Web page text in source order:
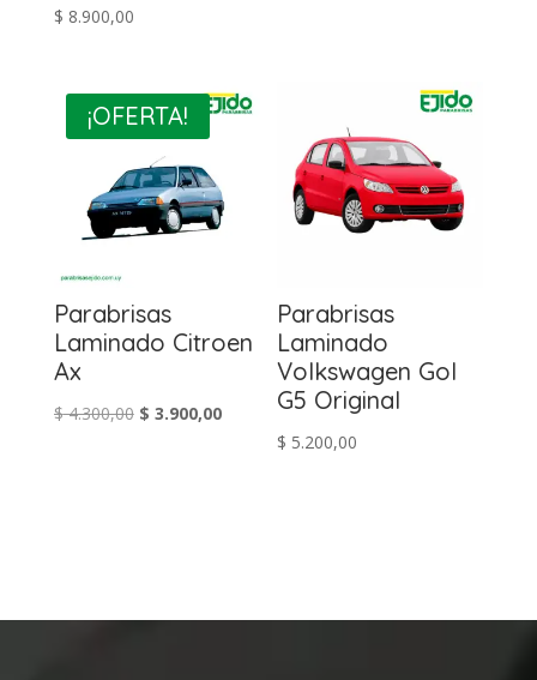
$ 8.900,00
¡OFERTA!
Parabrisas
Laminado Citroen
Ax
$4.300,00 El
$ 3.900,00El
Parabrisas
Laminado
Volkswagen Gol
G5 Original
$ 5.200,00